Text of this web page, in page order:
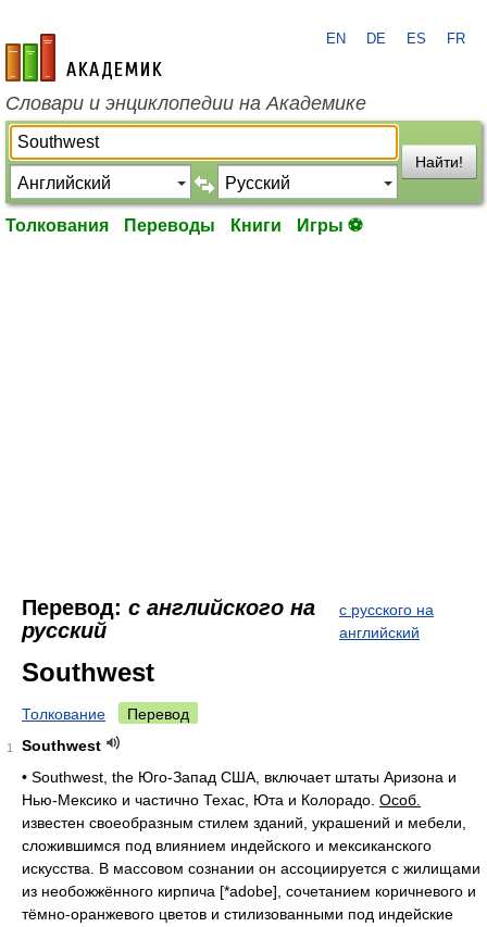
academic.ru
EN DE ES FR
Словари и энциклопедии на Академике
Найти!
Толкования Переводы Книги Игры ⚽
Перевод: с английского на
русский
с русского на
английский
Southwest
Толкование Перевод
1
Southwest
• Southwest, the Юго-Запад США, включает штаты Аризона и
Нью-Мексико и частично Техас, Юта и Колорадо Особ.
известен своеобразным стилем зданий, украшений и мебели,
сложившимся под влиянием индейского и мексиканского
искусства. В массовом сознании он ассоциируется с жилищами
из необожжённого кирпича [*adobe], сочетанием коричневого и
тёмно-оранжевого цветов и стилизованными под индейские